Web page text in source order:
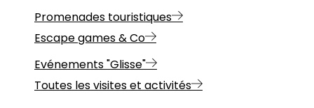
Promenades touristiques
Escape games & Co
Evénements "Glisse"
Toutes les visites et activités